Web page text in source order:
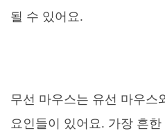
될 수 있어요.
무선 마우스는 유선 마우스
요인들이 있어요. 가장 흔